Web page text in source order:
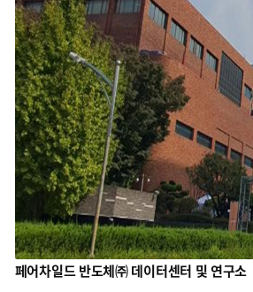
페어차일드 반도체㈜ 데이터센터 및 연구소